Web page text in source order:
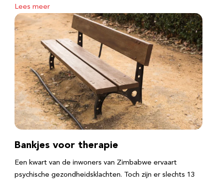
Lees meer
Bankjes voor therapie
Een kwart van de inwoners van Zimbabwe ervaart
psychische gezondheidsklachten. Toch zijn er slechts 13